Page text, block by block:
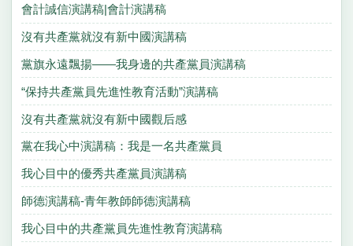
會計誠信演講稿|會計演講稿
沒有共產黨就沒有新中國演講稿
黨旗永遠飄揚——我身邊的共產黨員演講稿
“保持共產黨員先進性教育活動”演講稿
沒有共產黨就沒有新中國觀后感
黨在我心中演講稿：我是一名共產黨員
我心目中的優秀共產黨員演講稿
師德演講稿-青年教師師德演講稿
我心目中的共產黨員先進性教育演講稿